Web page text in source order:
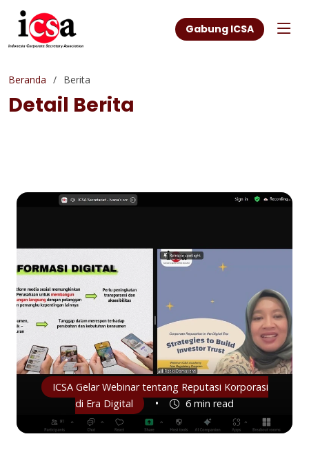
Gabung ICSA
Beranda Berita
Detail Berita
ICSA Gelar Webinar tentang Reputasi Korporasi
di Era Digital
• 6 min read